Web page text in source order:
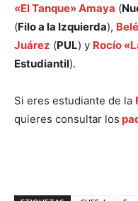
«El Tanque» Amaya (
(Filo a la Izquierda),
Juárez (PUL) y Rocío
Estudiantil).
Si eres estudiante de la
quieres consultar los